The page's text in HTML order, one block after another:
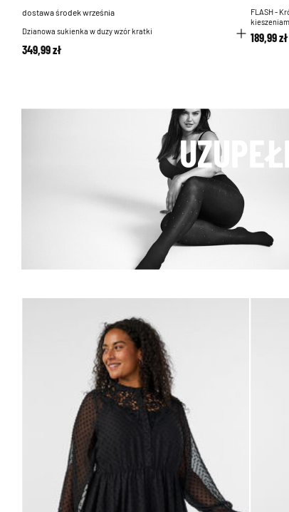
dostawa środek września
Dzianowa sukienka w duzy wzór kratki
349,99 zł
FLASH -
189,99 zł